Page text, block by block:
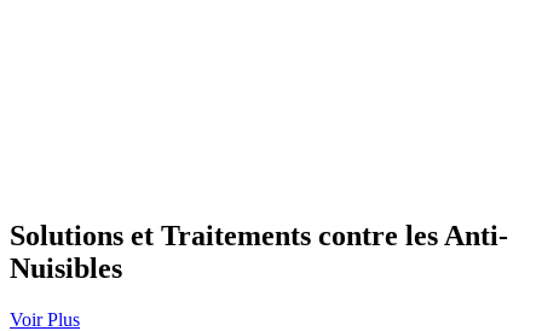
Solutions et Traitements contre les Anti-
Nuisibles
Voir Plus